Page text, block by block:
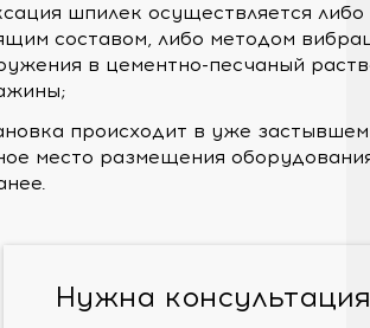
шпилек осуществляется
составом, либо методом
в цементно-песчаный
происходит в уже
место размещения
Нужна